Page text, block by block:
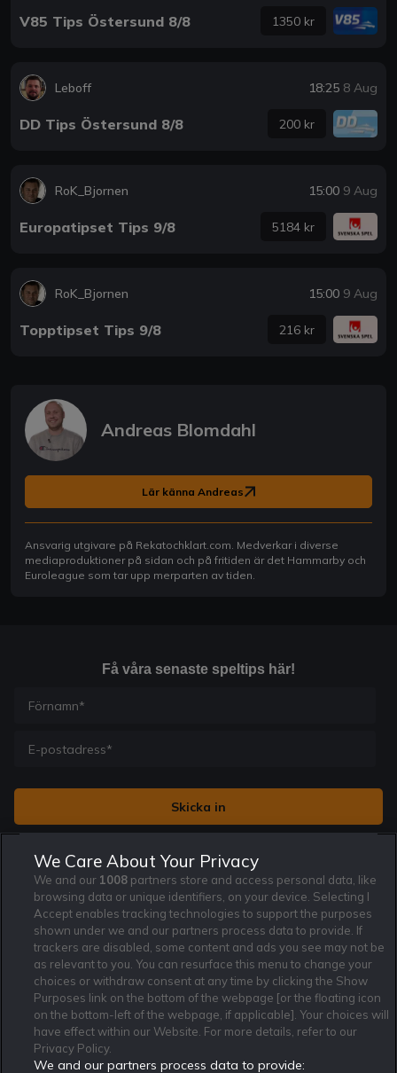
V85 Tips Östersund 8/8 1350 kr
Leboff 18:25 8 Aug
DD Tips Östersund 8/8 200 kr
RoK_Bjornen 15:00 9 Aug
Europatipset Tips 9/8 5184 kr
RoK_Bjornen 15:00 9 Aug
Topptipset Tips 9/8 216 kr
Andreas Blomdahl
Lär känna Andreas
Ansvarig utgivare på Rekatochklart.com. Medverkar i diverse
mediaproduktioner på sidan och på fritiden är det Hammarby och
Euroleague som tar upp merparten av tiden.
Få våra senaste speltips här!
Jag vill få nyhetsbrev från Rekatochklart och jag är 18+. Regler
och villkor gäller. *
Affiliate Modell
Om Rekatochklart
Kontakta oss
Redaktionen
Ansvarsfullt Spelande
F.A.Q
Nyhetsarkiv
Cookie Policy
Användarvilkor
Integritetspolicy
We Care About Your Privacy
We and our 1008 partners store and access personal data, like
browsing data or unique identifiers, on your device. Selecting I
Accept enables tracking technologies to support the purposes
shown under we and our partners process data to provide. If
trackers are disabled, some content and ads you see may not be
as relevant to you. You can resurface this menu to change your
choices or withdraw consent at any time by clicking the Show
Purposes link on the bottom of the webpage [or the floating icon
on the bottom-left of the webpage, if applicable]. Your choices will
have effect within our Website. For more details, refer to our
Privacy Policy.
We and our partners process data to provide: